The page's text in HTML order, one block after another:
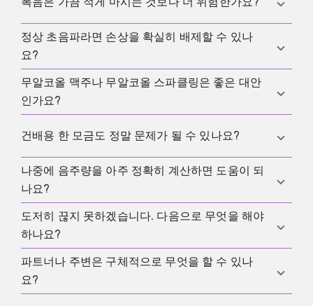
상이 포함될 수 있습니다.
짧은 시간에 많은 양을 마시는 것은 혈중 알코올 농도
의 높은 정점을 만들기 때문에 특히 불리한 것으로 여
겨집니다. 그래도 반복되는 소량 음주 역시 안전하지
않습니다.
정상 초음파라면 손상을 확실히 배제할 수 있나
요?
그렇지 않습니다. 초음파로 볼 수 있는 이상도 있지만,
많은 결과는 이후 발달과 관련되며
에 드러날 수 있습니다.
무알코올 맥주나 무알코올 스파클링은 좋은 대안
인가요?
많은 사람에게는 그렇습니다. 다만 이런 제품이 음주
전히 알코올이 없는 음료가 더 단순할 수 있습니다.
건배용 한 모금도 정말 문제가 될 수 있나요?
개별 상황 하나만으로 손상을 확실히 예측할 수는 없
습니다. 그래도 실제로는 예외를 만들지 않는 편이 낫
습니다. 그런 예외에서 일상적으로 양이 쉽게 커질 수
있기 때문입니다.
나중에 음주량을 아주 정확히 계산하면 도움이 되
나요?
대부분 제한적으로만 도움이 됩니다. 산전관리에서는
시간, 양, 패턴에 대한 정직한 대략적 정리가 몇 시간씩
계산하는 것보다 더 유익합니다.
도저히 끊지 못하겠습니다. 다음으로 무엇을 해야
하나요?
병원, 조산사, 중독상담을 통해 조기에 지원을 받으세
요. 의존 가능성이 있다면 임신 중 금단을 혼자 계획해
파트너나 주변은 구체적으로 무엇을 할 수 있나
요?